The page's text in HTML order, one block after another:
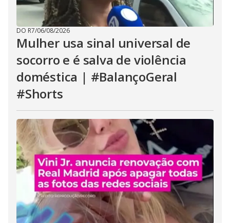
DO R7/06/08/2026
Mulher usa sinal universal de
socorro e é salva de violência
doméstica | #BalançoGeral
#Shorts